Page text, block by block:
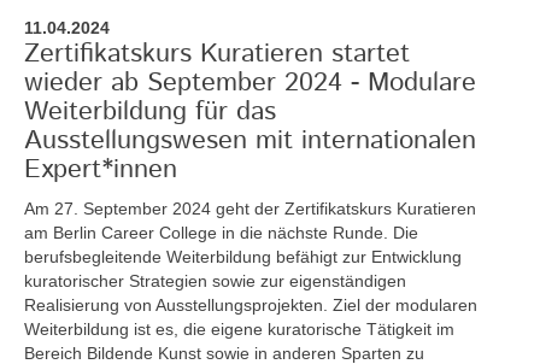
11.04.2024
Zertifikatskurs Kuratieren startet
wieder ab September 2024 - Modulare
Weiterbildung für das
Ausstellungswesen mit internationalen
Expert*innen
Am 27. September 2024 geht der Zertifikatskurs Kuratieren
am Berlin Career College in die nächste Runde. Die
berufsbegleitende Weiterbildung befähigt zur Entwicklung
kuratorischer Strategien sowie zur eigenständigen
Realisierung von Ausstellungsprojekten. Ziel der modularen
Weiterbildung ist es, die eigene kuratorische Tätigkeit im
Bereich Bildende Kunst sowie in anderen Sparten zu